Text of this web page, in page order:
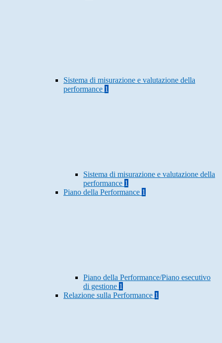
Sistema di misurazione e valutazione della
performance 1
Sistema di misurazione e valutazione della
performance 1
Piano della Performance 1
Piano della Performance/Piano esecutivo
di gestione 1
Relazione sulla Performance 1